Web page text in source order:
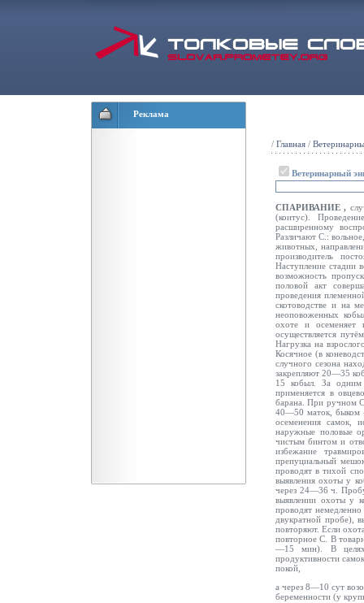
Реклама
/ Главная /
Ветеринарный
СПАРИВАНИЕ ,
(коитус).
расширенному
Различают С.:
животных,
производитель
Наступление стадии
возможность
половой акт
проведения
скотоводстве и на
неоповоженных
охоте и осеменяет
осуществляется
Нагрузка на
Косячное (в
случного сезона
закрепляют 20—35
15 кобыл. За одним
применяется в
барана. При ручном
40—50 маток, быком
осеменения самок,
наружные половые
чистым бинтом и
избежание
препуциальный
проводят в тихой
выявления охоты у
через 24—36 ч. Пробу
выявлении охоты у
проводят
двукратной пробе),
повторяют. Если
повторное С. В
—15 мин). В целях
продуктивности
покой,
а через 8—10 сут
беременности (у